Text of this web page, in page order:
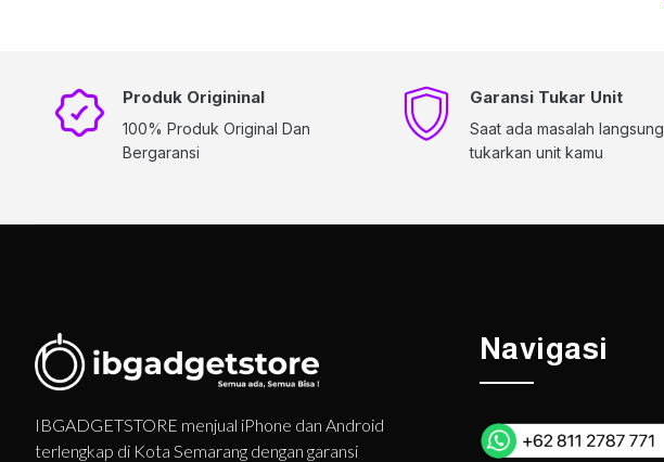
Produk Origininal
100% Produk Original Dan
Bergaransi
Garansi Tukar Unit
Saat ada masalah langsung
tukarkan unit kamu
IBGADGETSTORE menjual iPhone dan Android
terlengkap di Kota Semarang dengan garansi
Navigasi